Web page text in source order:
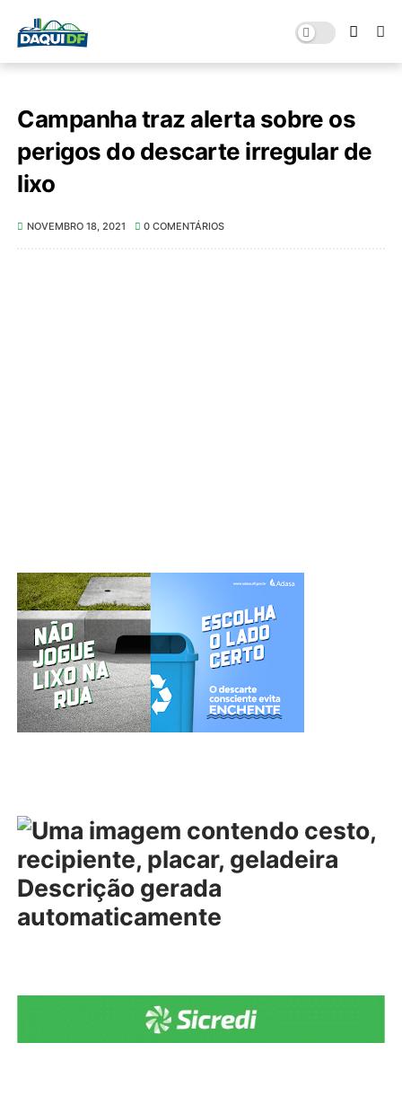
Campanha traz alerta sobre os
perigos do descarte irregular de
lixo
NOVEMBRO 18, 2021 0 COMENTÁRIOS